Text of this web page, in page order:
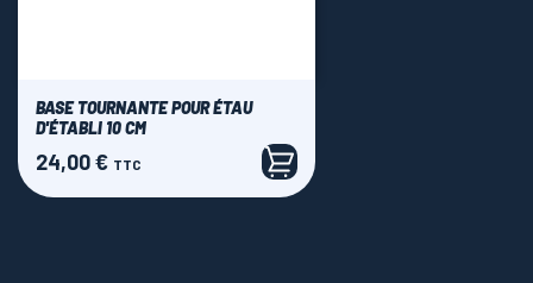
BASE TOURNANTE POUR ÉTAU
D'ÉTABLI 10 CM
Prix
24,00 € TTC